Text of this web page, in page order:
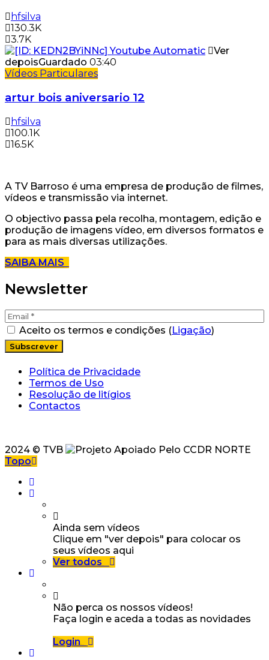
hfsilva
130.3K
3.7K
Ver
depoisGuardado 03:40
Vídeos Particulares
artur bois aniversario 12
hfsilva
100.1K
16.5K
A TV Barroso é uma empresa de produção de filmes,
vídeos e transmissão via internet.
O objectivo passa pela recolha, montagem, edição e
produção de imagens vídeo, em diversos formatos e
para as mais diversas utilizações.
SAIBA MAIS
Newsletter
Aceito os termos e condições (Ligação)
Política de Privacidade
Termos de Uso
Resolução de litígios
Contactos
2024 © TVB
Topo
Ainda sem vídeos
Clique em "ver depois" para colocar os
seus vídeos aqui
Ver todos
Não perca os nossos vídeos!
Faça login e aceda a todas as novidades
Login